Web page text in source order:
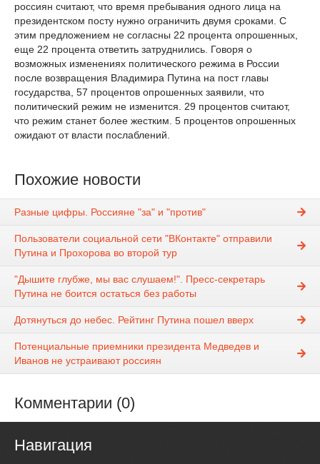
россиян считают, что время пребывания одного лица на
президентском посту нужно ограничить двумя сроками. С
этим предложением не согласны 22 процента опрошенных,
еще 22 процента ответить затруднились. Говоря о
возможных изменениях политического режима в России
после возвращения Владимира Путина на пост главы
государства, 57 процентов опрошенных заявили, что
политический режим не изменится. 29 процентов считают,
что режим станет более жестким. 5 процентов опрошенных
ожидают от власти послаблений.
Похожие новости
Разные цифры. Россияне "за" и "против"
Пользователи социальной сети "ВКонтакте" отправили
Путина и Прохорова во второй тур
"Дышите глубже, мы вас слушаем!". Пресс-секретарь
Путина не боится остаться без работы
Дотянуться до небес. Рейтинг Путина пошел вверх
Потенциальные приемники президента Медведев и
Иванов не устраивают россиян
Комментарии (0)
Навигация